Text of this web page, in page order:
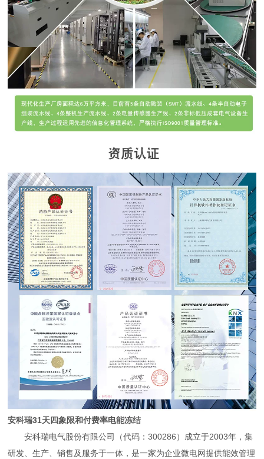
安科瑞31天四象限和付费率电能冻结
安科瑞电气股份有限公司（代码：300286）成立于2003年，集
研发、生产、销售及服务于一体，是一家为企业微电网提供能效管理